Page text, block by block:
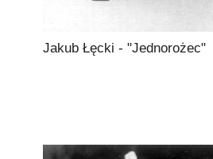
Jakub Łęcki - "Jednorożec"